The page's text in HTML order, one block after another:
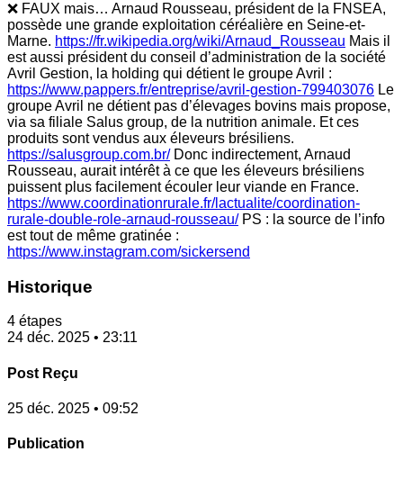
❌ FAUX mais… Arnaud Rousseau, président de la FNSEA,
possède une grande exploitation céréalière en Seine-et-
Marne. https://fr.wikipedia.org/wiki/Arnaud_Rousseau Mais il
est aussi président du conseil d’administration de la société
Avril Gestion, la holding qui détient le groupe Avril :
https://www.pappers.fr/entreprise/avril-gestion-799403076 Le
groupe Avril ne détient pas d’élevages bovins mais propose,
via sa filiale Salus group, de la nutrition animale. Et ces
produits sont vendus aux éleveurs brésiliens.
https://salusgroup.com.br/Donc indirectement, Arnaud
Rousseau, aurait intérêt à ce que les éleveurs brésiliens
puissent plus facilement écouler leur viande en France.
https://www.coordinationrurale.fr/lactualite/coordination-
rurale-double-role-arnaud-rousseau/PS : la source de l’info
est tout de même gratinée :
https://www.instagram.com/sickersend
Historique
4 étapes
24 déc. 2025 • 23:11
Post Reçu
25 déc. 2025 • 09:52
Publication